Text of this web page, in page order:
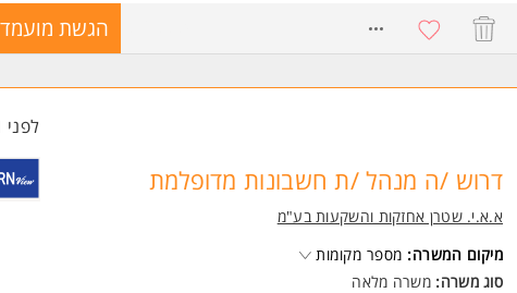
- ניסיון קודם של 5 שנים בהנה"ח - עדיפות לניסיון בתחום החקלאות
- יכולת עבודה בצוות
הגשת
לפני 1 שעות
דרוש /ה מנהל /ת חשבונות מדופלמת
א.א.י. שטרן אחזקות והשקעות בע"מ
מיקום המשרה: מספר מקומות
סוג משרה: משרה מלאה